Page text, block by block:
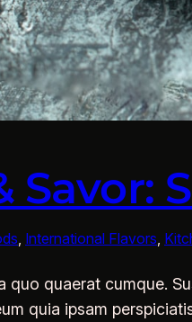
Savor:
, International Flavors,
quo quaerat cumque.
quia ipsam